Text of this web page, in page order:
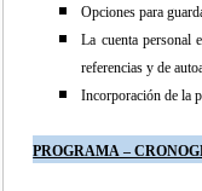
Opciones para
La cuenta personal
referencias y de
Incorporación de la
PROGRAMA –